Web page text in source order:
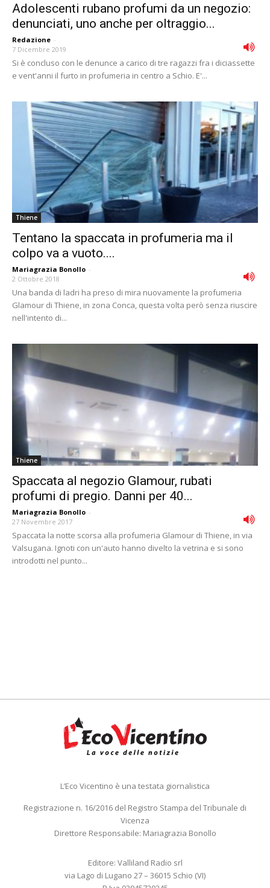
Adolescenti rubano profumi da un negozio:
denunciati, uno anche per oltraggio...
Redazione -
7 Dicembre 2019
Si è concluso con le denunce a carico di tre ragazzi fra i diciassette
e vent'anni il furto in profumeria in centro a Schio. E'...
Thiene
Tentano la spaccata in profumeria ma il
colpo va a vuoto....
Mariagrazia Bonollo -
2 Ottobre 2018
Una banda di ladri ha preso di mira nuovamente la profumeria
Glamour di Thiene, in zona Conca, questa volta però senza riuscire
nell'intento di...
Thiene
Spaccata al negozio Glamour, rubati
profumi di pregio. Danni per 40...
Mariagrazia Bonollo -
27 Novembre 2017
Spaccata la notte scorsa alla profumeria Glamour di Thiene, in via
Valsugana. Ignoti con un'auto hanno divelto la vetrina e si sono
introdotti nel punto...
L’Eco Vicentino è una testata giornalistica
Registrazione n. 16/2016 del Registro Stampa del Tribunale di
Vicenza
Direttore Responsabile: Mariagrazia Bonollo
Editore: Valliland Radio srl
via Lago di Lugano 27 – 36015 Schio (VI)